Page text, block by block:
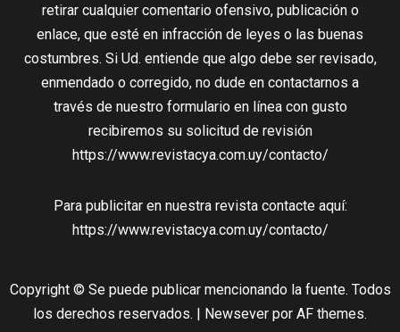
retirar cualquier comentario ofensivo, publicación o
enlace, que esté en infracción de leyes o las buenas
costumbres. Si Ud. entiende que algo debe ser revisado,
enmendado o corregido, no dude en contactarnos a
través de nuestro formulario en línea con gusto
recibiremos su solicitud de revisión
https://www.revistacya.com.uy/contacto/
Para publicitar en nuestra revista contacte aquí:
https://www.revistacya.com.uy/contacto/
Copyright © Se puede publicar mencionando la fuente. Todos
los derechos reservados. | Newsever por AF themes.